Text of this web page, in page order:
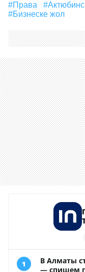
#права #актюбинс
#Бизнеске жол